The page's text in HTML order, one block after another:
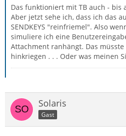
Das funktioniert mit TB auch - bis
Aber jetzt sehe ich, dass ich das
SENDKEYS "reinfriemel". Also
simuliere ich eine
Attachment ranhängt. Das
hinkriegen . . . Oder was meinen
Solaris
Gast